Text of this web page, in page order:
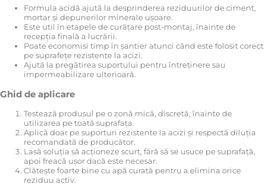
Formula acidă ajută la desprinderea reziduurilor de ciment,
mortar și depunerilor minerale ușoare.
Este util în etapele de curățare post-montaj, înainte de
recepția finală a lucrării.
Poate economisi timp în șantier atunci când este folosit corect
pe suprafețe rezistente la acizi.
Ajută la pregătirea suportului pentru întreținere sau
impermeabilizare ulterioară.
Ghid de aplicare
Testează produsul pe o zonă mică, discretă, înainte de
utilizarea pe toată suprafața.
Aplică doar pe suporturi rezistente la acizi și respectă diluția
recomandată de producător.
Lasă soluția să acționeze scurt, fără să se usuce pe suprafață,
apoi freacă ușor dacă este necesar.
Clătește foarte bine cu apă curată pentru a elimina orice
reziduu activ.